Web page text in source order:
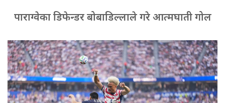
पाराग्वेका डिफेन्डर बोबाडिल्लाले गरे आत्मघाती गोल